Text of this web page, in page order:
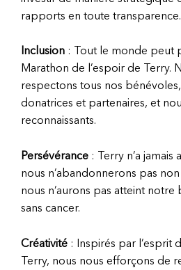
rapports en toute transparence.
Inclusion : Tout le monde peut
Marathon de l’espoir de Terry.
respectons tous nos
donatrices et partenaires, et
reconnaissants.
Persévérance : Terry n’a
nous n’abandonnerons pas
nous n’aurons pas atteint
sans cancer.
Créativité : Inspirés par l’esprit
Terry, nous nous efforçons de